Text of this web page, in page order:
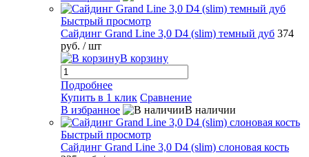
Быстрый просмотр
Сайдинг Grand Line 3,0 D4 (slim) темный дуб 374
руб. / шт
В корзину
Подробнее
Купить в 1 клик Сравнение
В избранное
В наличии
Быстрый просмотр
Сайдинг Grand Line 3,0 D4 (slim) слоновая кость